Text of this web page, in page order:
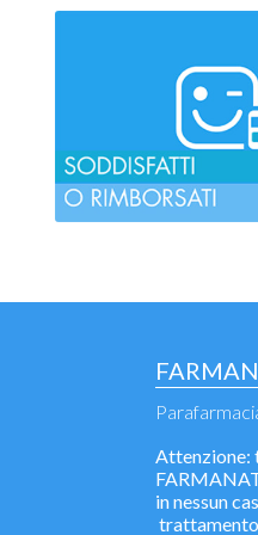
Attenzione:
in nessun